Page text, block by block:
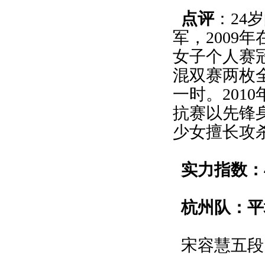
点评：24
军，2009年
女子个人赛
混双赛两枚
一时。2010
抗赛以先锋
少女擅长攻
实力指数
杭州队：
宋容慧五